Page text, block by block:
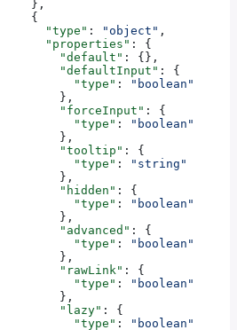
},
{
"type"
: "object" ,
"properties"
: {
"default"
: {},
"defaultInput"
: {
"type"
:
"boolean"
},
"forceInput"
: {
"type"
:
"boolean"
},
"tooltip"
: {
"type"
:
"string"
},
"hidden"
: {
"type"
:
"boolean"
},
"advanced"
: {
"type"
:
"boolean"
},
"rawLink"
: {
"type"
:
"boolean"
},
"lazy"
: {
"type"
:
"boolean"